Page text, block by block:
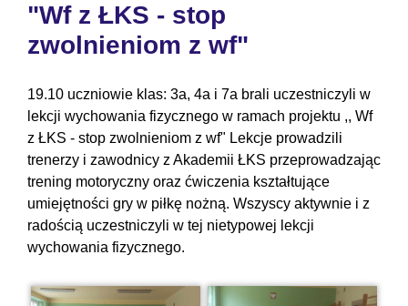
"Wf z ŁKS - stop
zwolnieniom z wf"
19.10 uczniowie klas: 3a, 4a i 7a brali uczestniczyli w
lekcji wychowania fizycznego w ramach projektu ,, Wf
z ŁKS - stop zwolnieniom z wf" Lekcje prowadzili
trenerzy i zawodnicy z Akademii ŁKS przeprowadzając
trening motoryczny oraz ćwiczenia kształtujące
umiejętności gry w piłkę nożną. Wszyscy aktywnie i z
radością uczestniczyli w tej nietypowej lekcji
wychowania fizycznego.